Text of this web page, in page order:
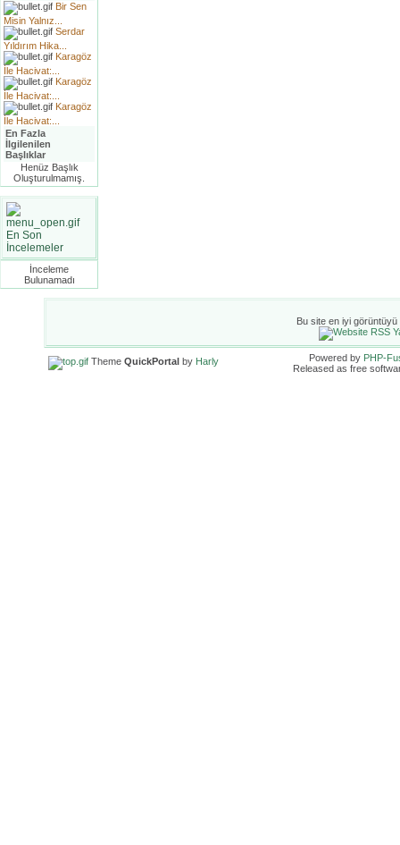
Bir Sen
Misin Yalnız...
Serdar
Yıldırım Hika...
Karagöz
İle Hacivat:...
Karagöz
İle Hacivat:...
Karagöz
İle Hacivat:...
En Fazla
İlgilenilen
Başlıklar
Henüz Başlık
Oluşturulmamış.
En Son
İncelemeler
İnceleme
Bulunamadı
Bu site en iyi görüntüyü
Theme QuickPortal by Harly Powered by PHP-
Released as free